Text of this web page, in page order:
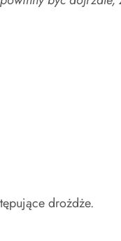
drożdże.